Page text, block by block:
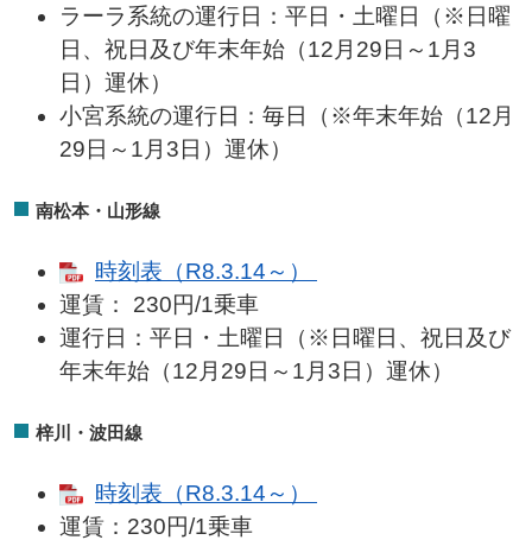
ラーラ系統の運行日：平日・土曜日（※日曜
日、祝日及び年末年始（12月29日～1月3
日）運休）
小宮系統の運行日：毎日（※年末年始（12月
29日～1月3日）運休）
南松本・山形線
時刻表（R8.3.14～）
運賃： 230円/1乗車
運行日：平日・土曜日（※日曜日、祝日及び
年末年始（12月29日～1月3日）運休）
梓川・波田線
時刻表（R8.3.14～）
運賃：230円/1乗車